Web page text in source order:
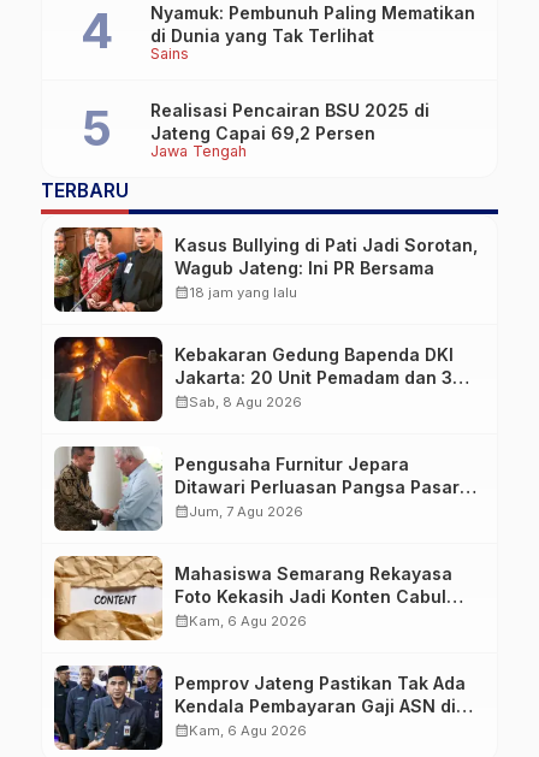
Sains
Nyamuk: Pembunuh Paling Mematikan
di Dunia yang Tak Terlihat
Jawa Tengah
Realisasi Pencairan BSU 2025 di
Jateng Capai 69,2 Persen
TERBARU
Kasus Bullying di Pati Jadi Sorotan,
Wagub Jateng: Ini PR Bersama
calendar_month18 jam yang lalu
Kebakaran Gedung Bapenda DKI
Jakarta: 20 Unit Pemadam dan 3
Bronto Skylift Dikerahkan, Angin
calendar_monthSab, 8 Agu 2026
Pengusaha Furnitur Jepara
Ditawari Perluasan Pangsa Pasar
Hingga ke IKN
calendar_monthJum, 7 Agu 2026
Mahasiswa Semarang Rekayasa
Foto Kekasih Jadi Konten Cabul
karena Sakit Hati
calendar_monthKam, 6 Agu 2026
Pemprov Jateng Pastikan Tak Ada
Kendala Pembayaran Gaji ASN di
Tengah Pemangkasan Transfer ke
calendar_monthKam, 6 Agu 2026